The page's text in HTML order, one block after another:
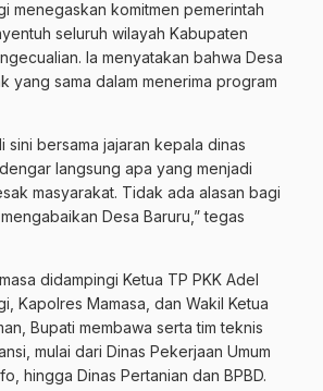
menegaskan komitmen pemerintah
seluruh wilayah Kabupaten
Ia menyatakan bahwa Desa
yang sama dalam menerima program
sini bersama jajaran kepala dinas
langsung apa yang menjadi
masyarakat. Tidak ada alasan bagi
Desa Baruru,” tegas
didampingi Ketua TP PKK Adel
Kapolres Mamasa, dan Wakil Ketua
Bupati membawa serta tim teknis
mulai dari Dinas Pekerjaan Umum
hingga Dinas Pertanian dan BPBD.